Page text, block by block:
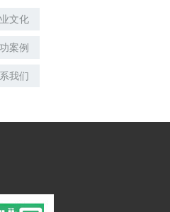
文化
案例
我们